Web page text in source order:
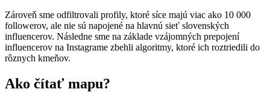
Zároveň sme odfiltrovali profily, ktoré síce majú viac ako 10 000
followerov, ale nie sú napojené na hlavnú sieť slovenských
influencerov. Následne sme na základe vzájomných prepojení
influencerov na Instagrame zbehli algoritmy, ktoré ich roztriedili do
rôznych kmeňov.
Ako čítať mapu?